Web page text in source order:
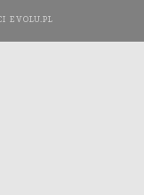
EVOLU.PL